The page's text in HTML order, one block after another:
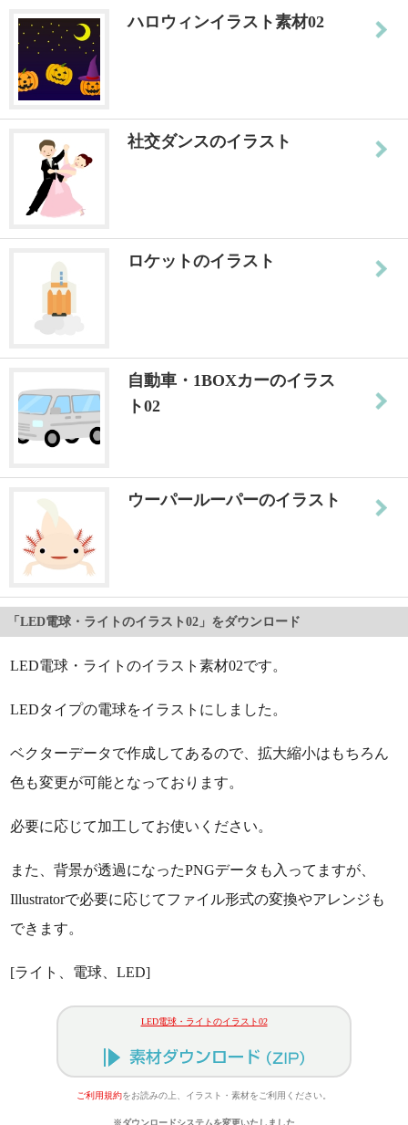
ハロウィンイラスト素材02
社交ダンスのイラスト
ロケットのイラスト
自動車・1BOXカーのイラス
ト02
ウーパールーパーのイラスト
「LED電球・ライトのイラスト02」をダウンロード
LED電球・ライトのイラスト素材02です。
LEDタイプの電球をイラストにしました。
ベクターデータで作成してあるので、拡大縮小はもちろん
色も変更が可能となっております。
必要に応じて加工してお使いください。
また、背景が透過になったPNGデータも入ってますが、
Illustratorで必要に応じてファイル形式の変換やアレンジも
できます。
[ライト、電球、LED]
LED電球・ライトのイラスト02
ご利用規約をお読みの上、イラスト・素材をご利用ください。
※ダウンロードシステムを変更いたしました